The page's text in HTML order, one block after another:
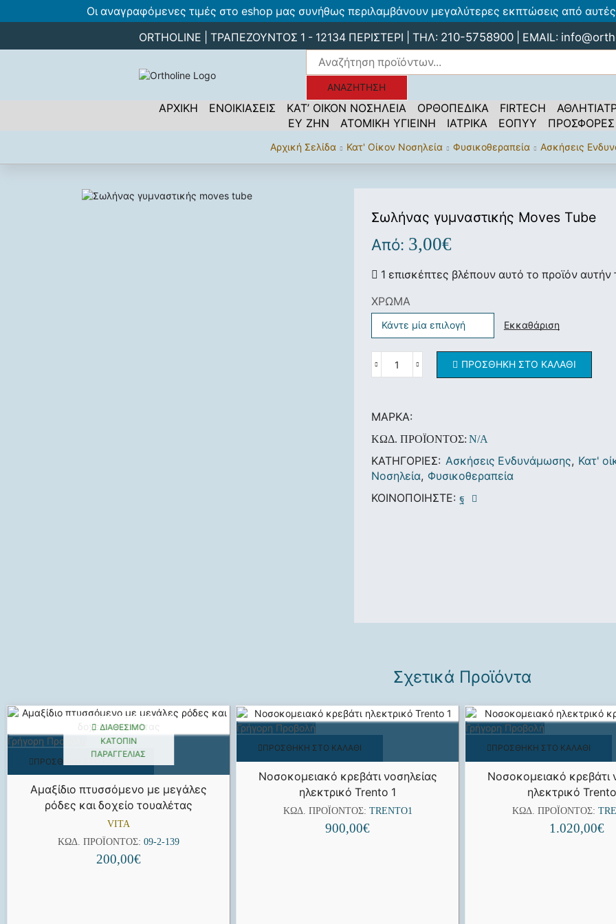
Οι αναγραφόμενες τιμές στο eshop μας συνήθως περιλαμβάνουν μεγαλύτερες εκπτώσεις από
ORTHOLINE | ΤΡΑΠΕΖΟΥΝΤΟΣ 1 - 12134 ΠΕΡΙΣΤΕΡΙ | ΤΗΛ: 210-5758900 | EMAIL:
ΑΝΑΖΉΤΗΣΗ
ΑΡΧΙΚΗ ΕΝΟΙΚΙΑΣΕΙΣ ΚΑΤ’ ΟΙΚΟΝ ΝΟΣΗΛΕΙΑ ΟΡΘΟΠΕΔΙΚΑ FIRTECH
ΕΥ ΖΗΝ
ΑΤΟΜΙΚΗ ΥΓΙΕΙΝΗ ΙΑΤΡΙΚΑ ΕΟΠΥΥ ΠΡΟΣΦΟΡΕΣ
Αρχική Σελίδα Κατ' Οίκον Νοσηλεία Φυσικοθεραπεία Ασκήσεις
Σωλήνας γυμναστικής Moves Tube
Από: 3,00€
1 επισκέπτες βλέπουν αυτό το προϊόν αυτήν
ΧΡΩΜΑ
Εκκαθάριση
ΠΡΟΣΘΉΚΗ ΣΤΟ ΚΑΛΆΘΙ
ΜΆΡΚΑ:
ΚΩΔ. ΠΡΟΪΌΝΤΟΣ: N/A
ΚΑΤΗΓΟΡΊΕΣ: Ασκήσεις Ενδυνάμωσης, Κατ'
Νοσηλεία, Φυσικοθεραπεία
ΚΟΙΝΟΠΟΙΉΣΤΕ:
Σχετικά Προϊόντα
ΔΙΑΘΈΣΙΜΟ
ΚΑΤΌΠΙΝ
ΠΑΡΑΓΓΕΛΊΑΣ
Γρήγορη Προβολή
ΠΡΟΣΘΉΚΗ ΣΤΟ ΚΑΛΆΘΙ
Αμαξίδιο πτυσσόμενο με μεγάλες
ρόδες και δοχείο τουαλέτας
VITA
ΚΩΔ. ΠΡΟΪΌΝΤΟΣ: 09-2-139
200,00€
Γρήγορη Προβολή
ΠΡΟΣΘΉΚΗ ΣΤΟ ΚΑΛΆΘΙ
Νοσοκομειακό κρεβάτι νοσηλείας
ηλεκτρικό Trento 1
ΚΩΔ. ΠΡΟΪΌΝΤΟΣ: TRENTO1
900,00€
Γρήγορη Προβολή
ΠΡΟΣΘΉΚΗ ΣΤΟ ΚΑΛΆΘΙ
Νοσοκομειακό κρεβάτι
ηλεκτρικό
ΚΩΔ. ΠΡΟΪΌΝΤΟΣ:
1.020,00€